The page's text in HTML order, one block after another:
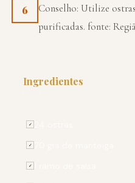
6
Conselho: Utilize
purificadas. fonte:
Ingredientes
✓
✓
✓